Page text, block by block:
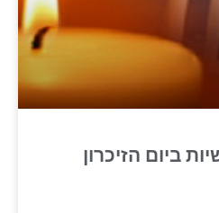
ביום הזיכרון